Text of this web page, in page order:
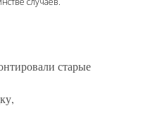
старые